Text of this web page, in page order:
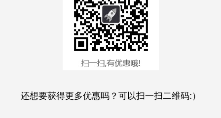
还想要获得更多优惠吗？可以扫一扫二维码:）